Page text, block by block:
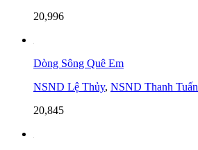
20,996
Dòng Sông Quê Em
NSND Lệ Thủy, NSND Thanh Tuấn
20,845